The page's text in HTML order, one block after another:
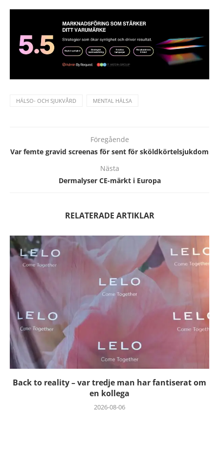
HÄLSO- OCH SJUKVÅRD MENTAL HÄLSA
Föregående
Var femte gravid screenas för sent för sköldkörtelsjukdom
Nästa
Dermalyser CE-märkt i Europa
RELATERADE ARTIKLAR
Back to reality – var tredje man har fantiserat om
en kollega
2026-08-06